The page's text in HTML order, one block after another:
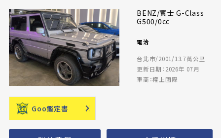
BENZ/賓士 G-Class
G500/0cc
電洽
台北市/2001/13.7萬公里
更新日期：2026年 07月
車商：權上國際
Goo鑑定書